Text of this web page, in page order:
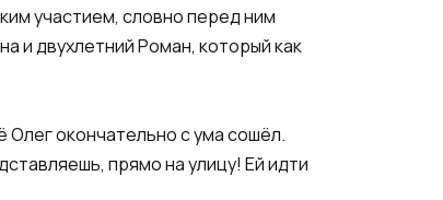
участием, словно перед ним
и двухлетний Роман, который как
окончательно с ума сошёл.
прямо на улицу! Ей идти